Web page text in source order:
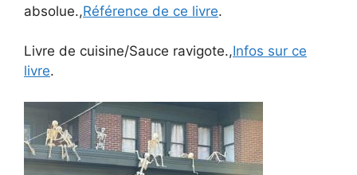
absolue.,Référence de ce livre.
Livre de cuisine/Sauce ravigote.,Infos sur ce
livre.